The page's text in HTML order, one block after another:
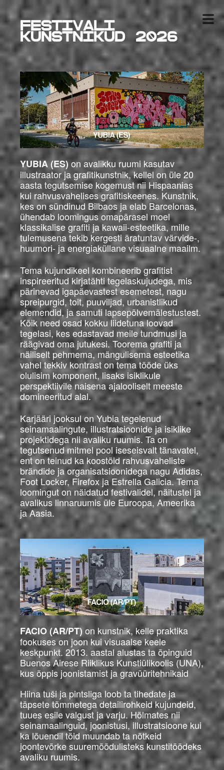
Festivali
kunstnikud 2026
YUBIA (ES)on avalikku ruumi kasutav
illustraator ja grafitikunstnik, kellel on üle 20
aasta tegutsemise kogemust nii Hispaanias
kui rahvusvahelises grafitiskeenes. Kunstnik,
kes on sündinud Bilbaos ja elab Barcelonas,
ühendab loomingus omapärasel moel
klassikalise grafiti ja kawaii-esteetika, mille
tulemusena tekib kergesti äratuntav värvide-,
huumori- ja energiaküllane visuaalne maailm.
Tema kujundikeel kombineerib grafitist
inspireeritud kirjatähti tegelaskujudega, mis
pärinevad igapäevastest esemetest, nagu
spreipurgid, toit, puuviljad, urbanistlikud
elemendid, ja samuti lapsepõlvemälestustest.
Kõik need osad kokku liidetuna loovad
tegelasi, kes edastavad meile tundmusi ja
räägivad oma jutukesi. Toorema grafiti ja
näiliselt pehmema, mängulisema esteetika
vahel tekkiv kontrast on tema tööde üks
olulisim komponent, lisaks isiklikule
perspektiivile naisena ajalooliselt meeste
domineeritud alal.
Karjääri jooksul on Yubia tegelenud
seinamaalingute, illustratsioonide ja isiklike
projektidega nii avaliku ruumis. Ta on
tegutsenud mitmel pool iseseisvalt tänavatel,
ent on teinud ka koostöid rahvusvaheliste
brändide ja organisatsioonidega nagu Adidas,
Foot Locker, Firefox ja Estrella Galicia. Tema
loomingut on näidatud festivalidel, näitustel ja
avalikus linnaruumis üle Euroopa, Ameerika
ja Aasia.
FACIO (AR/PT) on kunstnik, kelle praktika
fookuses on joon kui visuaalse keele
keskpunkt. 2013. aastal alustas ta õpinguid
Buenos Airese Riiklikus Kunstiülikoolis (UNA),
kus õppis joonistamist ja gravüüritehnikaid
Hiina tuši ja pintsliga loob ta tihedate ja
täpsete tõmmetega detailirohkeid kujundeid,
tuues esile valgust ja varju. Hõlmates nii
seinamaalinguid, joonistusi, illustratsioone kui
ka lõuendil töid muundab ta nõtkeid
joontevõrke suuremõõdulisteks kunstitöödeks
avaliku ruumis.